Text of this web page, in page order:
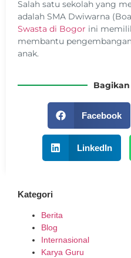
Salah satu sekolah yang
adalah SMA Dwiwarna
Swasta di Bogor ini
membantu
anak.
Facebook
LinkedIn
Kategori
Berita
Blog
Internasional
Karya Guru